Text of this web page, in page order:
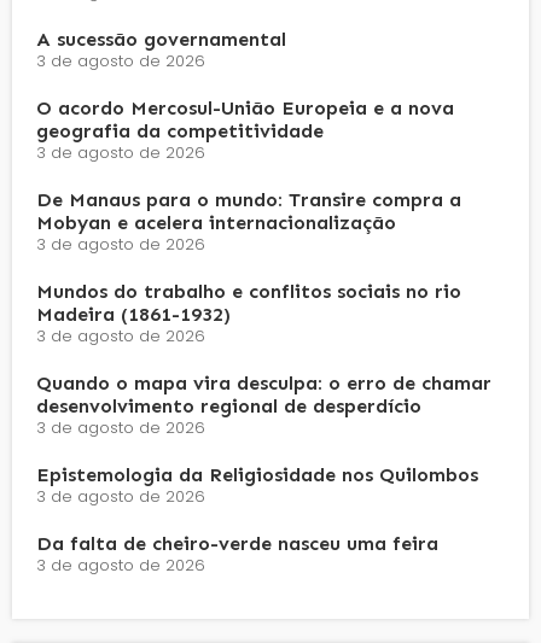
A sucessão governamental
3 de agosto de 2026
O acordo Mercosul-União Europeia e a nova
geografia da competitividade
3 de agosto de 2026
De Manaus para o mundo: Transire compra a
Mobyan e acelera internacionalização
3 de agosto de 2026
Mundos do trabalho e conflitos sociais no rio
Madeira (1861-1932)
3 de agosto de 2026
Quando o mapa vira desculpa: o erro de chamar
desenvolvimento regional de desperdício
3 de agosto de 2026
Epistemologia da Religiosidade nos Quilombos
3 de agosto de 2026
Da falta de cheiro-verde nasceu uma feira
3 de agosto de 2026